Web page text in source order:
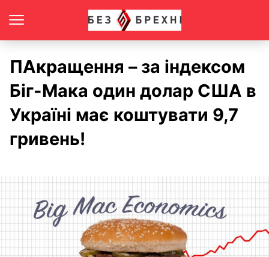
ПАкращення – за індексом
Біг-Мака один долар США в
Україні має коштувати 9,7
гривень!